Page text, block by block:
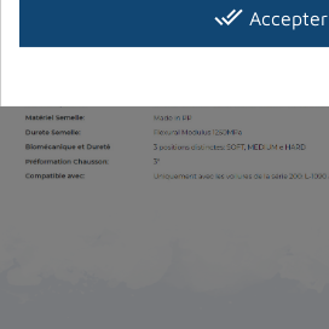
done_all Accepter